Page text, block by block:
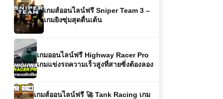
เกมออนไลน์ฟรี Highway Racer Pro
เกมส์ออนไลน์ฟรี 🚀 Tank Racing เกม
แข่งรถที่ผสมผสานความเร็วและพลังการ
ทำลายล้าง